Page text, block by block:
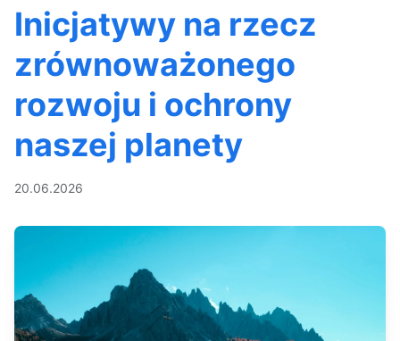
Inicjatywy na rzecz
zrównoważonego
rozwoju i ochrony
naszej planety
20.06.2026